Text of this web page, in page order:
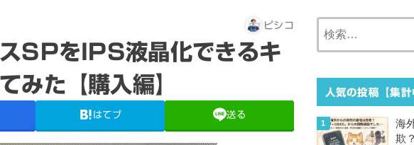
ピシコ
SPをIPS液晶化できるキ
みた【購入編】
はてブ 送る
人気の投稿【集計
海
欺